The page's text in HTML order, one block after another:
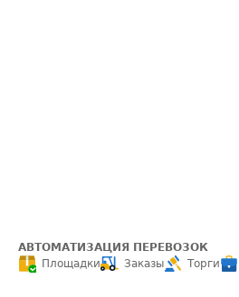
АВТОМАТИЗАЦИЯ ПЕРЕВОЗОК
Площадки
Заказы Торги